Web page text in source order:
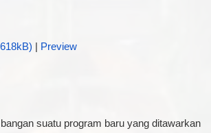
Preview
suatu program baru yang ditawarkan